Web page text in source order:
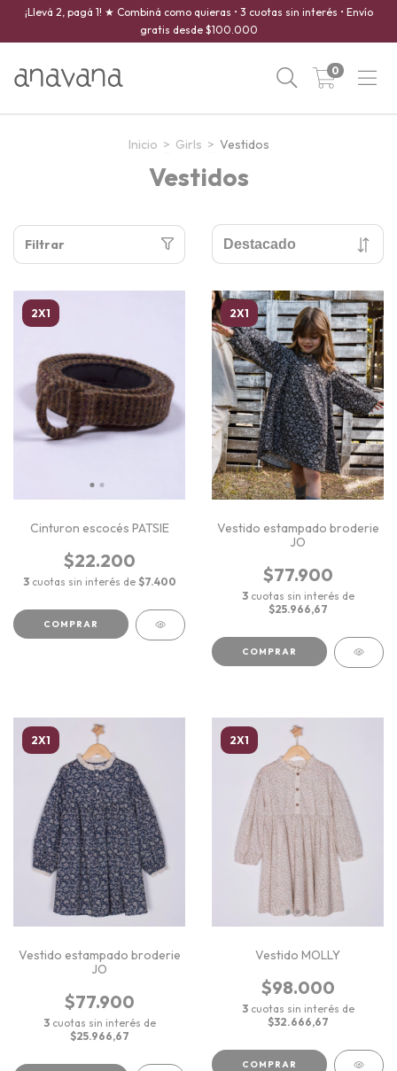
¡Llevá 2, pagá 1! ★ Combiná como quieras • 3 cuotas sin interés • Envío
gratis desde $100.000
0
Inicio > Girls > Vestidos
Vestidos
Filtrar
2X1
Cinturon escocés PATSIE
$22.200
3 cuotas sin interés de $7.400
COMPRAR
2X1
Vestido estampado broderie
JO
$77.900
3 cuotas sin interés de
$25.966,67
COMPRAR
2X1
Vestido estampado broderie
JO
$77.900
3 cuotas sin interés de
$25.966,67
2X1
Vestido MOLLY
$98.000
3 cuotas sin interés de
$32.666,67
COMPRAR